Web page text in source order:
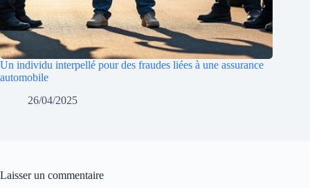
Un individu interpellé pour des fraudes liées à une assurance
automobile
26/04/2025
Laisser un commentaire